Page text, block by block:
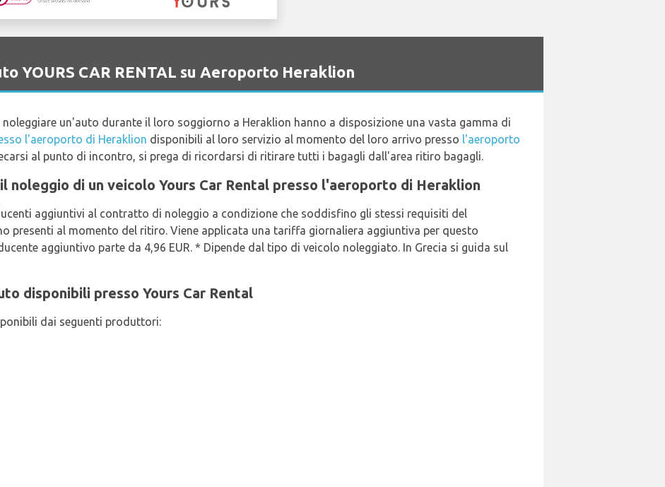
YOURS CAR RENTAL su Aeroporto Heraklion
un'auto durante il loro soggiorno a Heraklion hanno a disposizione una vasta gamma di
l'aeroporto di Heraklion disponibili al loro servizio al momento del loro arrivo presso l'aeroporto
al punto di incontro, si prega di ricordarsi di ritirare tutti i bagagli dall'area ritiro bagagli.
noleggio di un veicolo Yours Car Rental presso l'aeroporto di Heraklion
aggiuntivi al contratto di noleggio a condizione che soddisfino gli stessi requisiti del
presenti al momento del ritiro. Viene applicata una tariffa giornaliera aggiuntiva per questo
aggiuntivo parte da 4,96 EUR. * Dipende dal tipo di veicolo noleggiato. In Grecia si guida sul
disponibili presso Yours Car Rental
dai seguenti produttori: